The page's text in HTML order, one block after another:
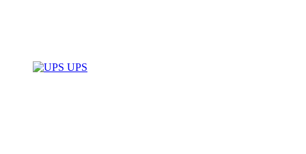
UPS